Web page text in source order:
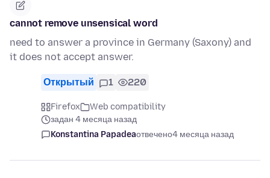
cannot remove unsensical word
need to answer a province in Germany (Saxony) and
it does not accept answer.
Открытый 1 220
Firefox
Web compatibility
задан 4 месяца назад
Konstantina Papadeaотвечено4 месяца назад